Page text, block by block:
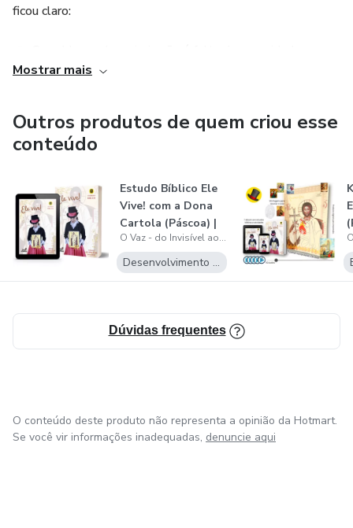
ficou claro:
Neste espaço, você vai aprender como:
- Ajustar currículo, LinkedIn e plataformas de vagas para o
padrão que o mercado lê
- Parar de disparar currículos no escuro
- Construir uma carreira remota sustentável, com salários
Tem método, processo, comunidade e acompanhamento
Mostrar mais
Outros produtos de quem criou esse
conteúdo
Estudo Bíblico Ele
Vive! com a Dona
Cartola (Páscoa) |
COCRI...
O Vaz - do Invisível ao Contratado em Vagas Remotas / Home Office
Desenvolvimento Pessoal
Dúvidas frequentes
O conteúdo deste produto não representa a opinião da Hotmart.
Se você vir informações inadequadas, denuncie aqui